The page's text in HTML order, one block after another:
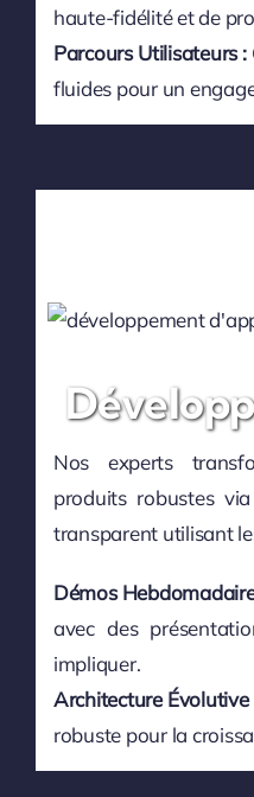
haute-fidélité et de
Parcours Utilisateurs :
fluides pour un
Nos experts
produits robustes
transparent utilisant
Démos
avec des
impliquer.
Architecture Évolutive
robuste pour la